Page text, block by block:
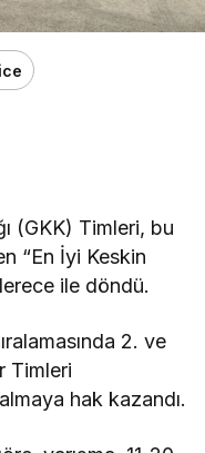
(GKK) Timleri, bu
“En İyi Keskin
ile döndü.
2. ve
Timleri
hak kazandı.